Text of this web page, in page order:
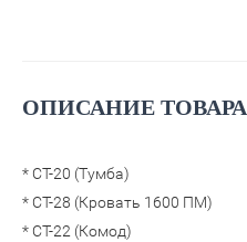
ОПИСАНИЕ ТОВАРА
* СТ-20 (Тумба)
* СТ-28 (Кровать 1600 ПМ)
* СТ-22 (Комод)